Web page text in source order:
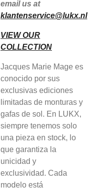
email us at
klantenservice@lukx.nl
VIEW OUR
COLLECTION
Jacques Marie Mage es
conocido por sus
exclusivas ediciones
limitadas de monturas y
gafas de sol. En LUKX,
siempre tenemos solo
una pieza en stock, lo
que garantiza la
unicidad y
exclusividad. Cada
modelo está